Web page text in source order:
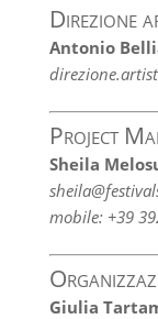
Direzione
Antonio
Project
Sheila
mobile: +39
Giulia